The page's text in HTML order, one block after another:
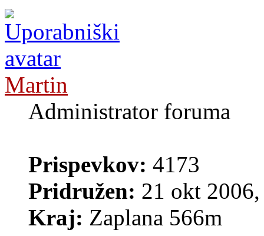
Martin
Administrator foruma
Prispevkov: 4173
Pridružen: 21 okt
Kraj: Zaplana 566m